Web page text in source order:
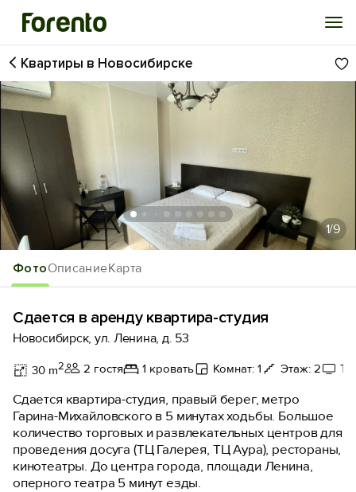
Войти
Избранное
История просмотра
Добавить свой объект
ФотоОписаниеКарта
Квартиры в Новосибирске
1/9
Сдается в аренду квартира-студия
Новосибирск, ул. Ленина, д. 53
30 m2 2 гостя 1 кровать Комнат: 1 Этаж: 2
Сдается квартира-студия, правый берег, метро
Гарина-Михайловского в 5 минутах ходьбы. Большое
количество торговых и развлекательных центров для
проведения досуга (ТЦ Галерея, ТЦ Аура), рестораны,
кинотеатры. До центра города, площади Ленина,
оперного театра 5 минут езды.